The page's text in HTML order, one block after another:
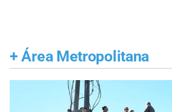
+ Área Metropolitana